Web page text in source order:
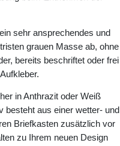
sehr ansprechendes und
grauen Masse ab, ohne
bereits beschriftet oder frei
in Anthrazit oder Weiß
besteht aus einer wetter- und
Briefkasten zusätzlich vor
zu Ihrem neuen Design